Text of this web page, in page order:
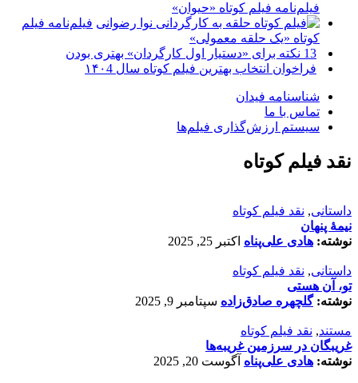
فیلم‌نامه فیلم کوتاه «حیوان»
فیلم‌نامه فیلم
کوتاه «یک حلقه معمولی»
13 نکته برای «دستیار اول کارگردان» بهتری بودن
فراخوان انتخاب بهترین فیلم کوتاه سال ۱۴۰4
شناسنامه فیدان
تماس با ما
سیستم ارزش‌گذاری فیلم‌ها
نقد فیلم کوتاه
داستانی, نقد فیلم کوتاه
نیمۀ پنهان
نوشته: هادی علی‌پناه اکتبر 25, 2025
داستانی, نقد فیلم کوتاه
تو، آن هستی
نوشته:گلچهره صادق‌زاده سپتامبر 9, 2025
مستند, نقد فیلم کوتاه
غریبگان در سرزمین غریبه‌ها
نوشته: هادی علی‌پناه آگوست 20, 2025